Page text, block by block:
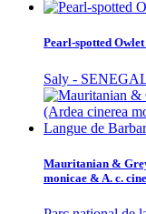
Pearl-spotted
Saly -
Mauritanian &
monicae & A. c.